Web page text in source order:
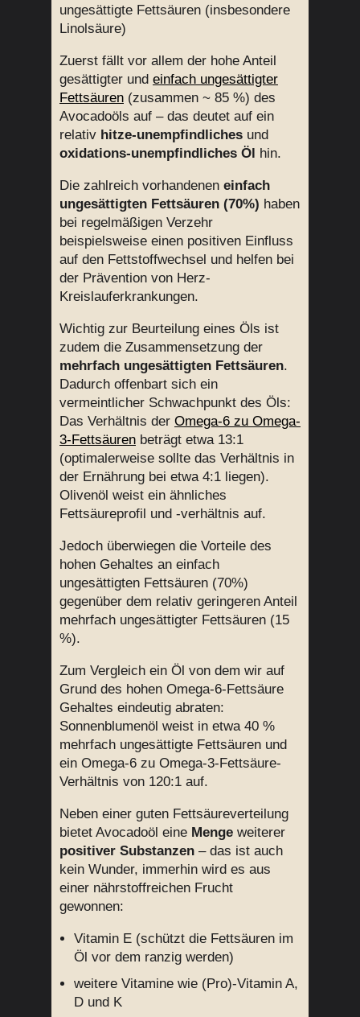
ungesättigte Fettsäuren (insbesondere
Linolsäure)
Zuerst fällt vor allem der hohe Anteil
gesättigter und einfach ungesättigter
Fettsäuren (zusammen ~ 85 %) des
Avocadoöls auf – das deutet auf ein
relativ hitze-unempfindliches und
oxidations-unempfindliches Öl hin.
Die zahlreich vorhandenen einfach
ungesättigten Fettsäuren (70%) haben
bei regelmäßigen Verzehr
beispielsweise einen positiven Einfluss
auf den Fettstoffwechsel und helfen bei
der Prävention von Herz-
Kreislauferkrankungen.
Wichtig zur Beurteilung eines Öls ist
zudem die Zusammensetzung der
mehrfach ungesättigten Fettsäuren.
Dadurch offenbart sich ein
vermeintlicher Schwachpunkt des Öls:
Das Verhältnis der Omega-6 zu Omega-
3-Fettsäuren beträgt etwa 13:1
(optimalerweise sollte das Verhältnis in
der Ernährung bei etwa 4:1 liegen).
Olivenöl weist ein ähnliches
Fettsäureprofil und -verhältnis auf.
Jedoch überwiegen die Vorteile des
hohen Gehaltes an einfach
ungesättigten Fettsäuren (70%)
gegenüber dem relativ geringeren Anteil
mehrfach ungesättigter Fettsäuren (15
%).
Zum Vergleich ein Öl von dem wir auf
Grund des hohen Omega-6-Fettsäure
Gehaltes eindeutig abraten:
Sonnenblumenöl weist in etwa 40 %
mehrfach ungesättigte Fettsäuren und
ein Omega-6 zu Omega-3-Fettsäure-
Verhältnis von 120:1 auf.
Neben einer guten Fettsäureverteilung
bietet Avocadoöl eine Menge weiterer
positiver Substanzen – das ist auch
kein Wunder, immerhin wird es aus
einer nährstoffreichen Frucht
gewonnen:
Vitamin E (schützt die Fettsäuren im
Öl vor dem ranzig werden)
weitere Vitamine wie (Pro)-Vitamin A,
D und K